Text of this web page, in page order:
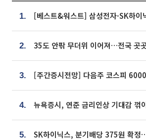
1.
2.
3.
4.
5.